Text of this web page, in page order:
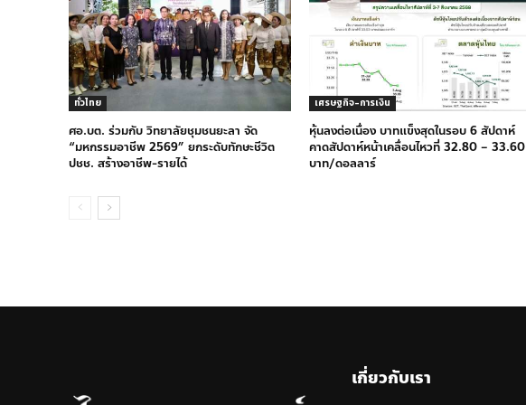
ทั่วไทย
ศอ.บต. ร่วมกับ วิทยาลัยชุมชนยะลา จัด
“มหกรรมอาชีพ 2569” ยกระดับทักษะชีวิต
ปชช. สร้างอาชีพ-รายได้
เศรษฐกิจ-การเงิน
หุ้นลงต่อเนื่อง บาทแข็งสุดในรอบ 6 สัปดาห์
คาดสัปดาห์หน้าเคลื่อนไหวที่ 32.80 – 33.60
บาท/ดอลลาร์
เกี่ยวกับเรา